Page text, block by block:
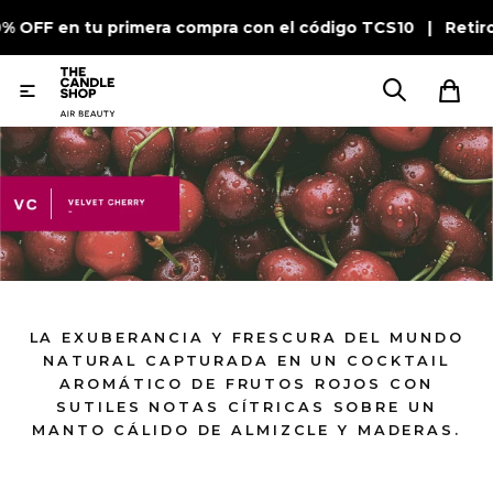
OFF en tu primera compra con el código TCS10 |

LA EXUBERANCIA Y FRESCURA DEL MUNDO
NATURAL CAPTURADA EN UN COCKTAIL
AROMÁTICO DE FRUTOS ROJOS CON
SUTILES NOTAS CÍTRICAS SOBRE UN
MANTO CÁLIDO DE ALMIZCLE Y MADERAS.